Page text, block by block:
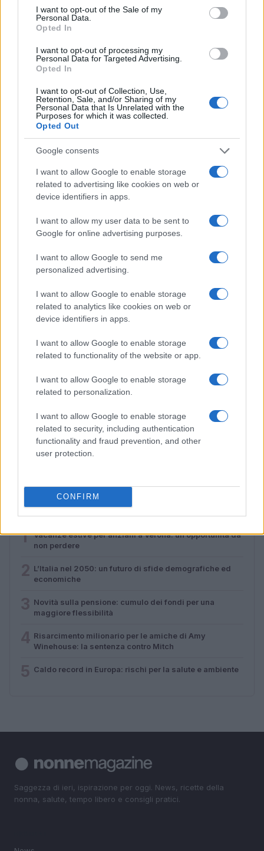
consent section.
I want to opt-out of the Sale of my
Personal Data.
Opted In
I want to opt-out of processing my
Personal Data for Targeted Advertising.
Opted In
I want to opt-out of Collection, Use,
Retention, Sale, and/or Sharing of my
Personal Data that Is Unrelated with the
Purposes for which it was collected.
Opted Out
Google consents
I want to allow Google to enable storage
related to advertising like cookies on web or
device identifiers in apps.
I want to allow my user data to be sent to
Google for online advertising purposes.
I want to allow Google to send me
personalized advertising.
I want to allow Google to enable storage
related to analytics like cookies on web or
device identifiers in apps.
I want to allow Google to enable storage
related to functionality of the website or app.
I want to allow Google to enable storage
related to personalization.
I want to allow Google to enable storage
related to security, including authentication
functionality and fraud prevention, and other
user protection.
CONFIRM
Papa Leone a Santa Maria degli Angeli: migliaia di
giovani per il meeting francescano
NEWS
Papa Leone XIV incontra i giovani ad Assisi: il richiamo
alla pace e alla solidarietà
Matteo Pellegrino · 6 Ago 2026
Caldo record in Europa: rischi per la salute e ambiente
Luca Bellini · 1 Ago 2026
PIÙ LETTI
1
Vacanze estive per anziani a Verona: un’opportunità da
non perdere
L’Italia nel 2050: un futuro di sfide demografiche ed
economiche
Novità sulla pensione: cumulo dei fondi per una
maggiore flessibilità
Risarcimento milionario per le amiche di Amy
Winehouse: la sentenza contro Mitch
Caldo record in Europa: rischi per la salute e ambiente
Saggezza di ieri, ispirazione per oggi. News, ricette della
nonna, salute, tempo libero e consigli pratici.